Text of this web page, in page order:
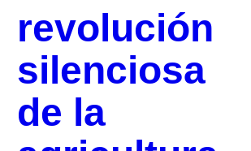
revolución
silenciosa
de la